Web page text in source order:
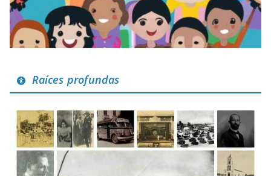
Raíces profundas